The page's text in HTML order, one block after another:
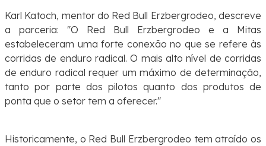
Karl Katoch, mentor do Red Bull Erzbergrodeo, descreve
a parceria: "O Red Bull Erzbergrodeo e a Mitas
estabeleceram uma forte conexão no que se refere às
corridas de enduro radical. O mais alto nível de corridas
de enduro radical requer um máximo de determinação,
tanto por parte dos pilotos quanto dos produtos de
ponta que o setor tem a oferecer."
Historicamente, o Red Bull Erzbergrodeo tem atraído os